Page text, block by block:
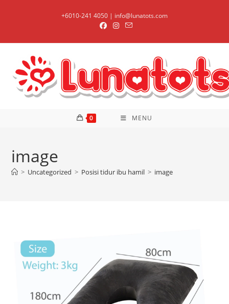
+6010-241 4050 | info@lunatots.com
0 MENU
image
> Uncategorized > Posisi tidur ibu hamil > image